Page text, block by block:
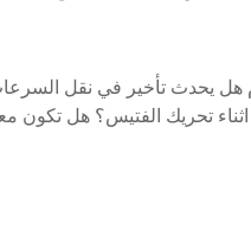
هل يحدث تأخير في نقل